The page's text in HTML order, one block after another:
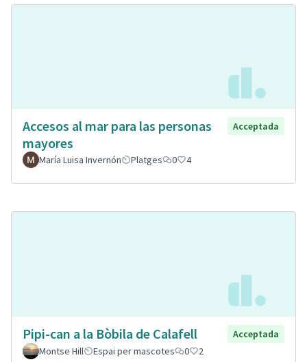
Accesos al mar para las personas
mayores
Acceptada
María Luisa Invernón Platges 0 4
Pipi-can a la Bòbila de Calafell
Acceptada
Montse Hill
Espai per mascotes 0 2